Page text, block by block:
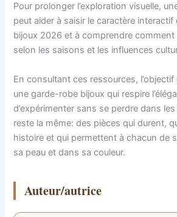
Pour prolonger l’exploration visuelle,
peut aider à saisir le caractère
bijoux 2026 et à comprendre
selon les saisons et les influences
En consultant ces ressources,
une garde-robe bijoux qui respire
d’expérimenter sans se perdre dans
reste la même: des pièces qui durent,
histoire et qui permettent à chacun de
sa peau et dans sa couleur.
Auteur/autrice